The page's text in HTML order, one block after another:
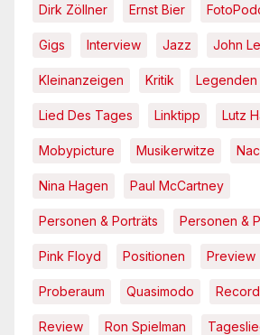
Dirk Zöllner Ernst Bier
Gigs Interview Jazz John
Kleinanzeigen Kritik Legenden
Lied Des Tages Linktipp Lutz
Mobypicture Musikerwitze
Nina Hagen Paul McCartney
Personen & Porträts Personen &
Pink Floyd Positionen Preview
Proberaum Quasimodo
Review Ron Spielman